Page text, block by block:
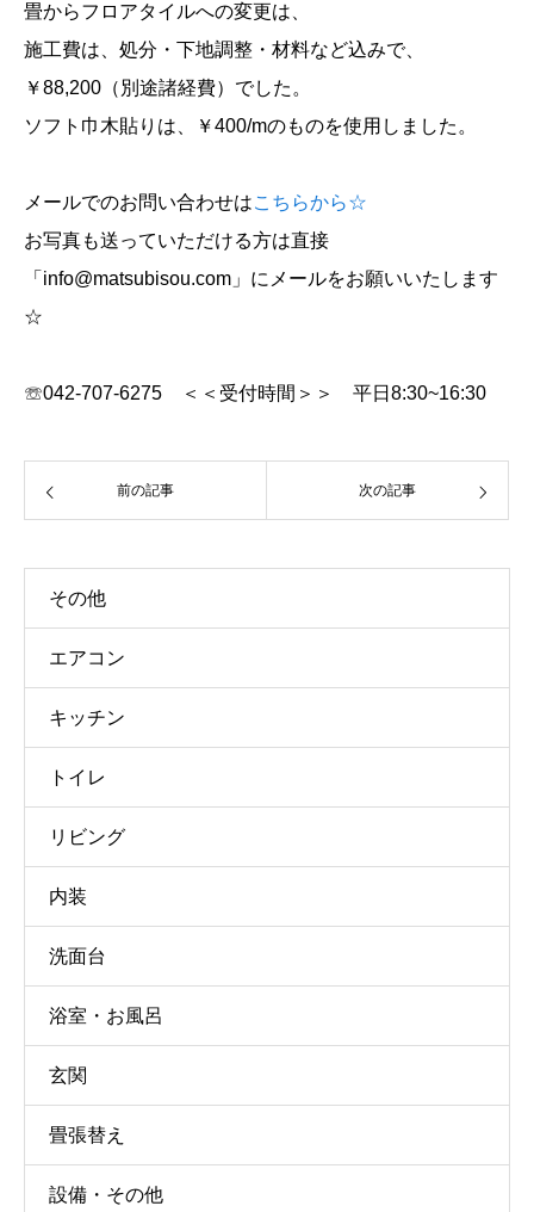
畳からフロアタイルへの変更は、
施工費は、処分・下地調整・材料など込みで、
￥88,200（別途諸経費）でした。
ソフト巾木貼りは、￥400/mのものを使用しました。
メールでのお問い合わせはこちらから☆
お写真も送っていただける方は直接
「info@matsubisou.com」にメールをお願いいたします
☆
☏042-707-6275 ＜＜受付時間＞＞ 平日8:30~16:30
前の記事 次の記事
その他
エアコン
キッチン
トイレ
リビング
内装
洗面台
浴室・お風呂
玄関
畳張替え
設備・その他